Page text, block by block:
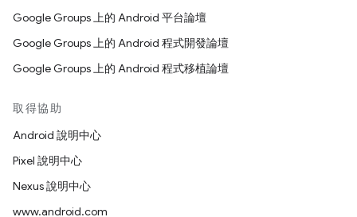
Google Groups 上的 Android 平台論壇
Google Groups 上的 Android 程式開發論壇
Google Groups 上的 Android 程式移植論壇
取得協助
Android 說明中心
Pixel 說明中心
Nexus 說明中心
www.android.com